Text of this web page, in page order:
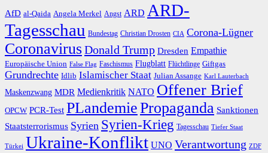
AfD al-Qaida Angela Merkel Angst ARD ARD-
Tagesschau Bundestag Christian Drosten CIA Corona-Lügner
CoronavirusDonald Trump Dresden Empathie
Europäische Union False Flag Faschismus Flugblatt Flüchtlinge Giftgas
Grundrechte Idlib Islamischer Staat Julian Assange Karl Lauterbach
Maskenzwang MDR Medienkritik NATO Offener Brief
OPCW PCR-Test PLandemiePropaganda Sanktionen
Staatsterrorismus Syrien Syrien-Krieg Tagesschau Tiefer Staat
Türkei Ukraine-Konflikt UNO Verantwortung ZDF